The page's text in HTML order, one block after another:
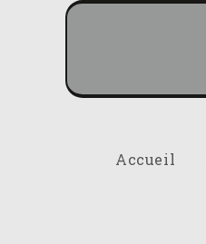
Accueil